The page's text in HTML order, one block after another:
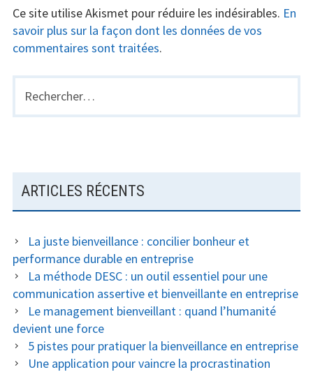
Ce site utilise Akismet pour réduire les indésirables. En
savoir plus sur la façon dont les données de vos
commentaires sont traitées.
BARRE
LATÉRALE
Rechercher :
ARTICLES RÉCENTS
La juste bienveillance : concilier bonheur et
performance durable en entreprise
La méthode DESC : un outil essentiel pour une
communication assertive et bienveillante en entreprise
Le management bienveillant : quand l’humanité
devient une force
5 pistes pour pratiquer la bienveillance en entreprise
Une application pour vaincre la procrastination